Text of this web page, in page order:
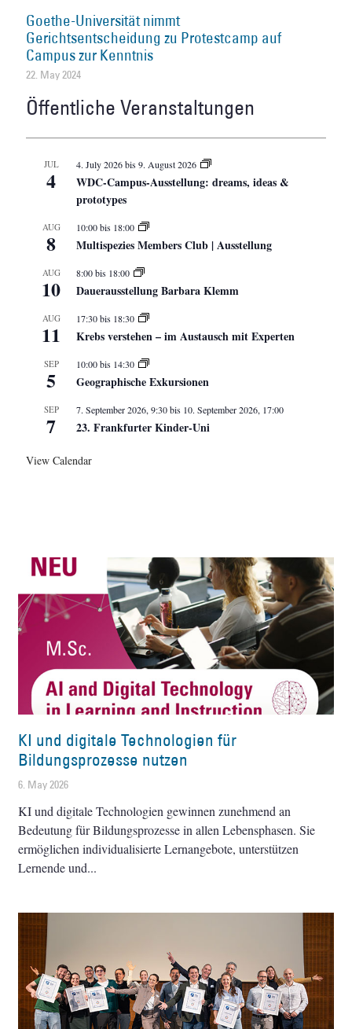
Goethe-Universität nimmt
Gerichtsentscheidung zu Protestcamp auf
Campus zur Kenntnis
22. May 2024
Öffentliche Veranstaltungen
JUL
4
4. July 2026bis9. August 2026
WDC-Campus-Ausstellung: dreams, ideas &
prototypes
AUG
8
10:00bis 18:00
Multispezies Members Club | Ausstellung
AUG
10
8:00bis 18:00
Dauerausstellung Barbara Klemm
AUG
11
17:30bis 18:30
Krebs verstehen – im Austausch mit Experten
SEP
5
10:00bis 14:30
Geographische Exkursionen
SEP
7
7. September 2026, 9:30bis 10. September 2026, 17:00
23. Frankfurter Kinder-Uni
View Calendar
KI und digitale Technologien für
Bildungsprozesse nutzen
6. May 2026
KI und digitale Technologien gewinnen zunehmend an
Bedeutung für Bildungsprozesse in allen Lebensphasen. Sie
ermöglichen individualisierte Lernangebote, unterstützen
Lernende und